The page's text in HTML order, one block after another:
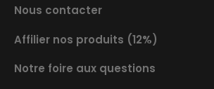
Nous contacter
Affilier nos produits (12%)
Notre foire aux questions